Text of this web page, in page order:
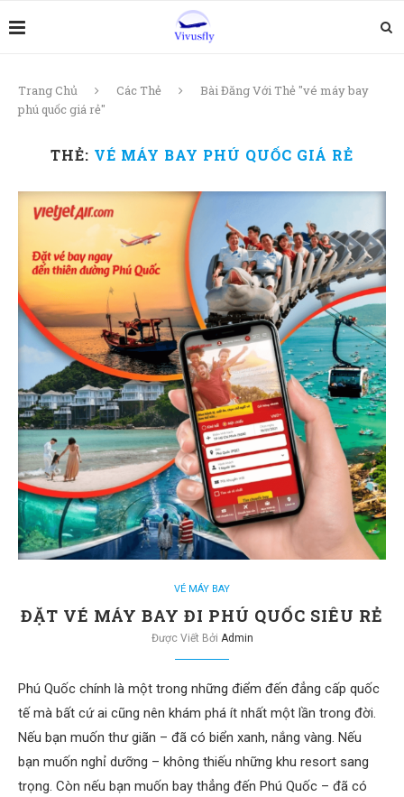
Trang Chủ Các Thẻ
Bài Đăng Với Thẻ "vé máy bay
phú quốc giá rẻ"
THẺ: VÉ MÁY BAY PHÚ QUỐC GIÁ RẺ
VÉ MÁY BAY
ĐẶT VÉ MÁY BAY ĐI PHÚ QUỐC SIÊU RẺ
Được Viết Bởi Admin
Phú Quốc chính là một trong những điểm đến đẳng cấp quốc
tế mà bất cứ ai cũng nên khám phá ít nhất một lần trong đời.
Nếu bạn muốn thư giãn – đã có biển xanh, nắng vàng. Nếu
bạn muốn nghỉ dưỡng – không thiếu những khu resort sang
trọng. Còn nếu bạn muốn bay thẳng đến Phú Quốc – đã có